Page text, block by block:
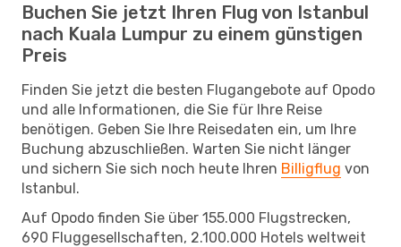
Buchen Sie jetzt Ihren Flug von Istanbul
nach Kuala Lumpur zu einem günstigen
Preis
Finden Sie jetzt die besten Flugangebote auf Opodo
und alle Informationen, die Sie für Ihre Reise
benötigen. Geben Sie Ihre Reisedaten ein, um Ihre
Buchung abzuschließen. Warten Sie nicht länger
und sichern Sie sich noch heute Ihren Billigflug von
Istanbul.
Auf Opodo finden Sie über 155.000 Flugstrecken,
690 Fluggesellschaften, 2.100.000 Hotels weltweit